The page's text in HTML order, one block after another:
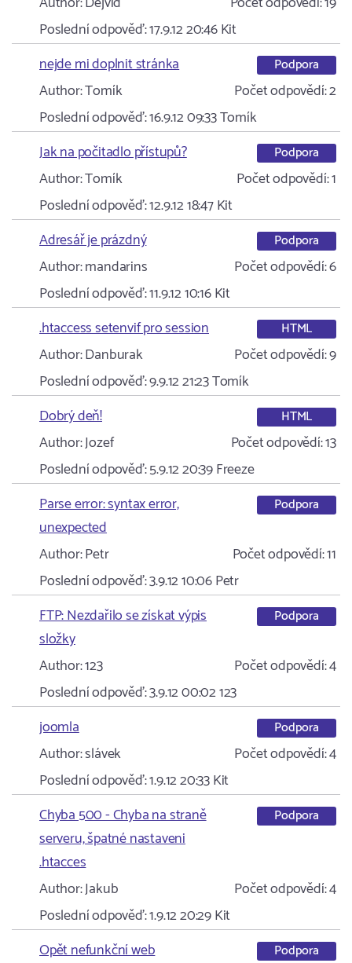
Poslední odpověď:17.9.12 20:46Kit
nejde mi doplnit stránka
Podpora
Author:Tomík Počet odpovědí:2
Poslední odpověď:16.9.12 09:33Tomík
Jak na počitadlo přístupů?
Podpora
Author:Tomík Počet odpovědí:1
Poslední odpověď:12.9.12 18:47Kit
Adresář je prázdný
Podpora
Author:mandarins Počet odpovědí:6
Poslední odpověď:11.9.12 10:16Kit
.htaccess setenvif pro session
HTML
Author:Danburak Počet odpovědí:9
Poslední odpověď:9.9.12 21:23Tomík
Dobrý deň!
HTML
Author:Jozef Počet odpovědí:13
Poslední odpověď:5.9.12 20:39Freeze
Parse error: syntax error,
unexpected
Podpora
Author:Petr Počet odpovědí:11
Poslední odpověď:3.9.12 10:06Petr
FTP: Nezdařilo se získat výpis
složky
Podpora
Author:123 Počet odpovědí:4
Poslední odpověď:3.9.12 00:02123
joomla
Podpora
Author:slávek Počet odpovědí:4
Poslední odpověď:1.9.12 20:33Kit
Chyba 500 - Chyba na straně
serveru, špatné nastaveni
.htacces
Podpora
Author:Jakub Počet odpovědí:4
Poslední odpověď:1.9.12 20:29Kit
Opět nefunkční web
Podpora